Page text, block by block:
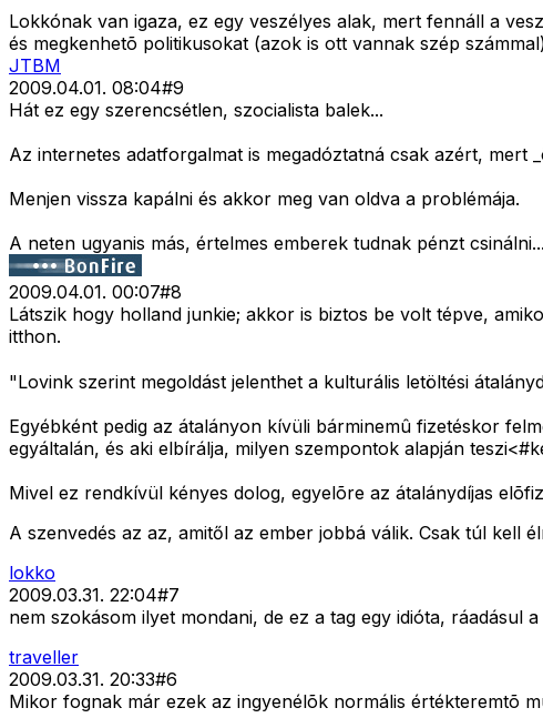
Lokkónak van igaza, ez egy veszélyes alak, mert fennáll a
és megkenhetõ politikusokat (azok is ott vannak szép
JTBM
2009.04.01. 08:04#9
Hát ez egy szerencsétlen, szocialista balek...
Az internetes adatforgalmat is megadóztatná csak azért, mert
Menjen vissza kapálni és akkor meg van oldva a problémája.
A neten ugyanis más, értelmes emberek tudnak pénzt csinálni...
2009.04.01. 00:07#8
Látszik hogy holland junkie; akkor is biztos be volt tépve,
itthon.
"Lovink szerint megoldást jelenthet a kulturális letöltési
Egyébként pedig az átalányon kívüli bárminemû fizetéskor
egyáltalán, és aki elbírálja, milyen szempontok alapján
Mivel ez rendkívül kényes dolog, egyelõre az átalánydíjas
A szenvedés az az, amitől az ember jobbá válik. Csak túl kell
lokko
2009.03.31. 22:04#7
nem szokásom ilyet mondani, de ez a tag egy idióta, ráadásul
traveller
2009.03.31. 20:33#6
Mikor fognak már ezek az ingyenélõk normális értékteremtõ